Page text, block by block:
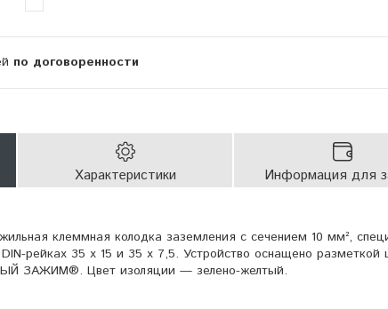
по договоренности
Характеристики Информация для
клеммная колодка заземления с сечением 10 мм²,
рейках 35 x 15 и 35 x 7,5. Устройство оснащено разметкой
ЗАЖИМ®. Цвет изоляции — зелено-желтый.